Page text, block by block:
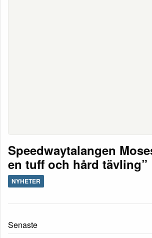
Speedwaytalangen
en tuff och hård tävling”
NYHETER
Senaste